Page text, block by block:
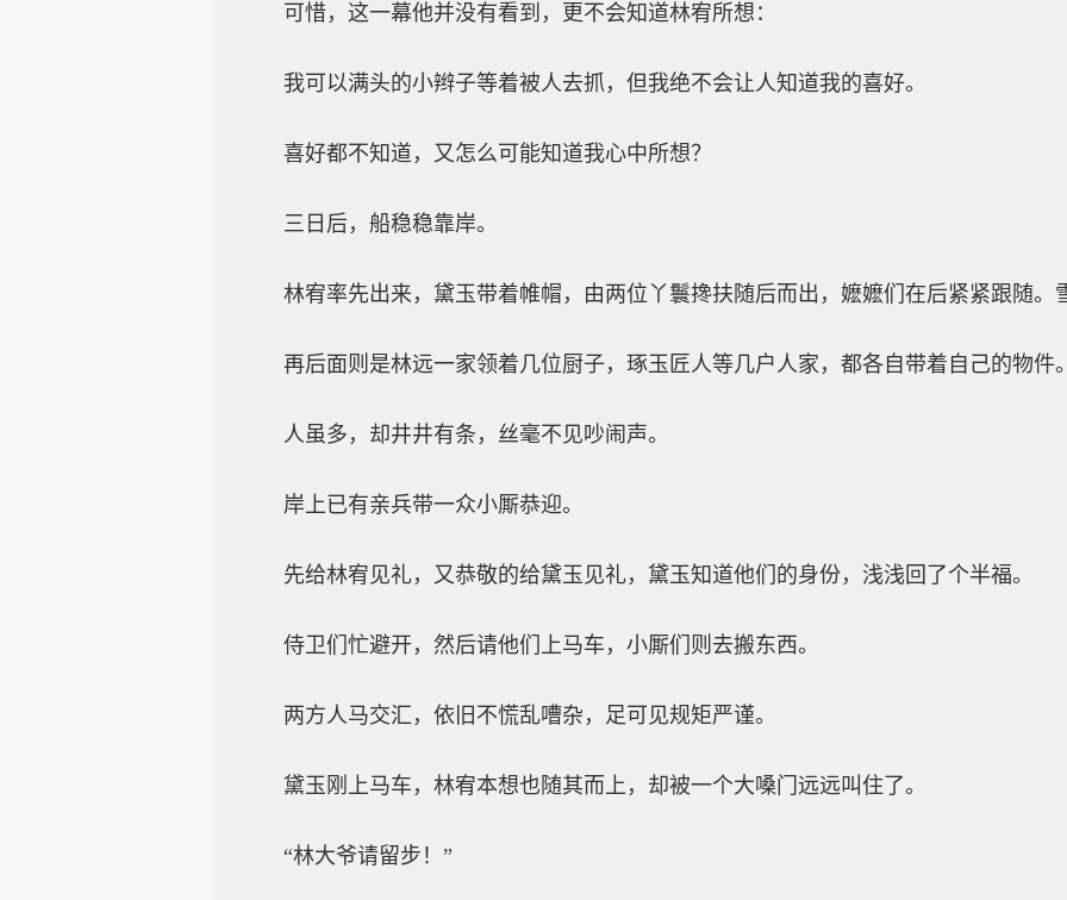
可惜，这一幕他并没有看到，更不会知道林宥所想：
我可以满头的小辫子等着被人去抓，但我绝不会让人知道我的喜好。
喜好都不知道，又怎么可能知道我心中所想？
三日后，船稳稳靠岸。
林宥率先出来，黛玉带着帷帽，由两位丫鬟搀扶随后而出，嬷嬷们在后紧紧跟随。
再后面则是林远一家领着几位厨子，琢玉匠人等几户人家，都各自带着自己的物件
人虽多，却井井有条，丝毫不见吵闹声。
岸上已有亲兵带一众小厮恭迎。
先给林宥见礼，又恭敬的给黛玉见礼，黛玉知道他们的身份，浅浅回了个半福。
侍卫们忙避开，然后请他们上马车，小厮们则去搬东西。
两方人马交汇，依旧不慌乱嘈杂，足可见规矩严谨。
黛玉刚上马车，林宥本想也随其而上，却被一个大嗓门远远叫住了。
“林大爷请留步！”